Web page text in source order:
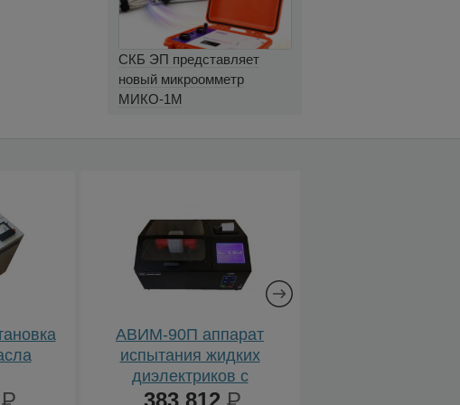
СКБ ЭП представляет
новый микроомметр
МИКО-1М
Р
АВИМ-90П аппарат
испытания жидких
диэлектриков с
встроенным
383 812Р